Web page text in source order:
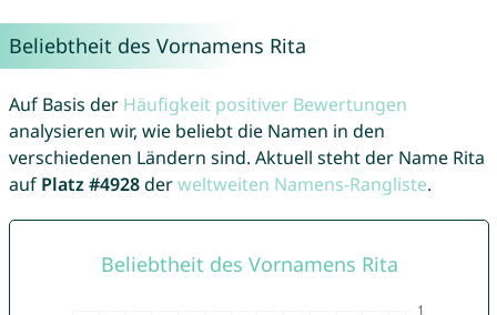
Beliebtheit des Vornamens Rita
Auf Basis der Häufigkeit positiver Bewertungen
analysieren wir, wie beliebt die Namen in den
verschiedenen Ländern sind. Aktuell steht der Name Rita
auf Platz #4928derweltweiten Namens-Rangliste.